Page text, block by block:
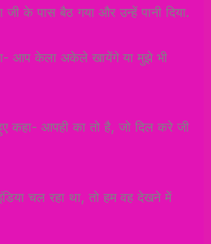
के पास बैठ गया और उन्हें पानी दिया.
आप केला अकेले खायेंगे या मुझे भी
कहा- आपही का तो है, जो दिल करे जी
चल रहा था, तो हम वह देखने में